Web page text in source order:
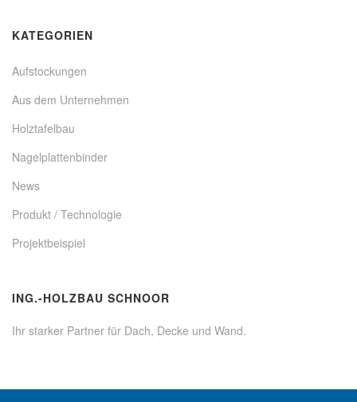
KATEGORIEN
Aufstockungen
Aus dem Unternehmen
Holztafelbau
Nagelplattenbinder
News
Produkt / Technologie
Projektbeispiel
ING.-HOLZBAU SCHNOOR
Ihr starker Partner für Dach, Decke und Wand.